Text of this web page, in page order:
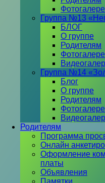
Группа №13
БЛОГ
О группе
Родителям
Группа №14
Блог
О группе
Родителям
Родителям
Программа
Онлайн
Оформление
платы
Объявления
Памятки